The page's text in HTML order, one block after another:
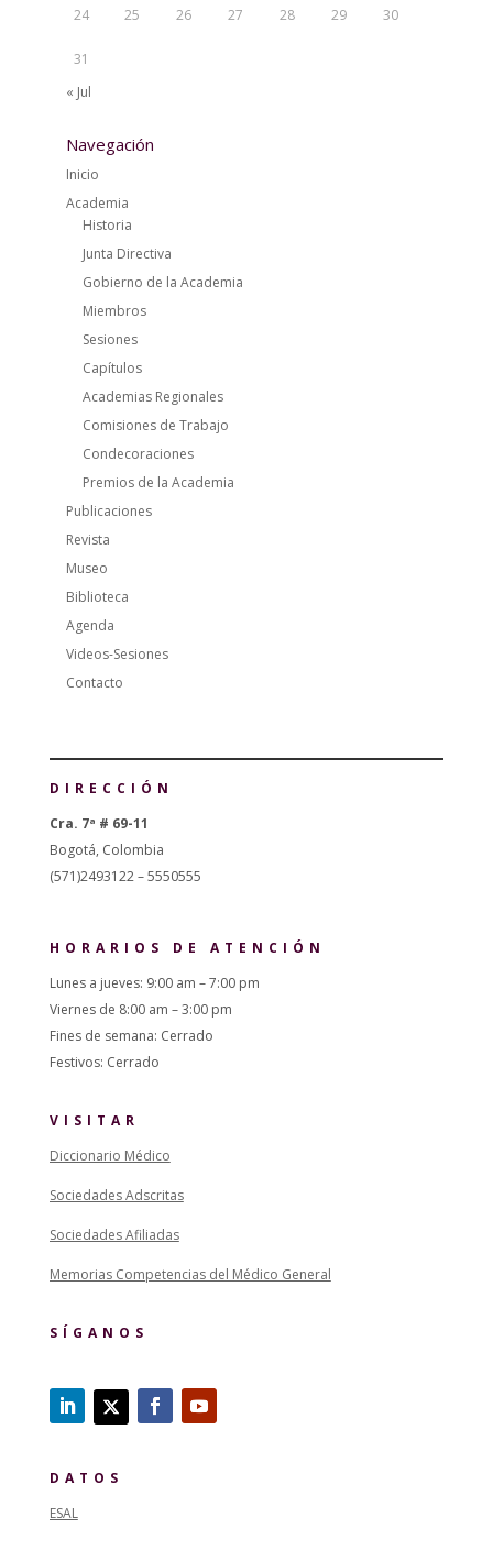
24 25 26 27 28 29 30
31
« Jul
Navegación
Inicio
Academia
Historia
Junta Directiva
Gobierno de la Academia
Miembros
Sesiones
Capítulos
Academias Regionales
Comisiones de Trabajo
Condecoraciones
Premios de la Academia
Publicaciones
Revista
Museo
Biblioteca
Agenda
Videos-Sesiones
Contacto
DIRECCIÓN
Cra. 7ª # 69-11
Bogotá, Colombia
(571)2493122 – 5550555
HORARIOS DE ATENCIÓN
Lunes a jueves: 9:00 am – 7:00 pm
Viernes de 8:00 am – 3:00 pm
Fines de semana: Cerrado
Festivos: Cerrado
VISITAR
Diccionario Médico
Sociedades Adscritas
Sociedades Afiliadas
Memorias Competencias del Médico General
SÍGANOS
DATOS
ESAL